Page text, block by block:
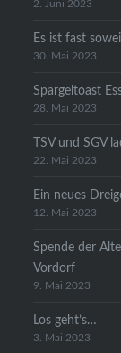
2. Juni 2023
Es ist fast
30. Mai 2023
Spargeltoast
28. Mai 2023
TSV und SGV
22. Mai 2023
Ein neues
12. Mai 2023
Spende der
Vordorf
9. Mai 2023
Los geht’s…
3. Mai 2023